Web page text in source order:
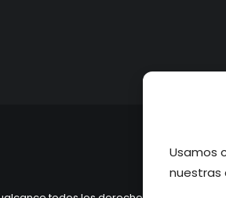
Usamos
nuestras